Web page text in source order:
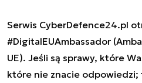
Serwis CyberDefence24.pl
#DigitalEUAmbassador
UE). Jeśli są sprawy, które
które nie znacie